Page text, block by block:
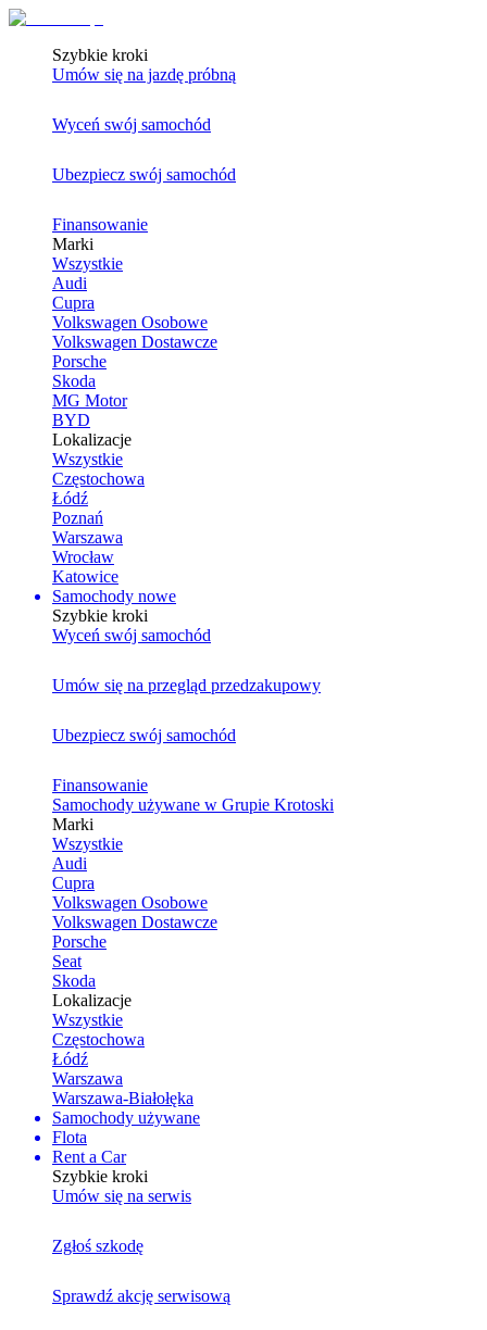
Szybkie kroki
Umów się na jazdę próbną
Wyceń swój samochód
Ubezpiecz swój samochód
Finansowanie
Marki
Wszystkie
Audi
Cupra
Volkswagen Osobowe
Volkswagen Dostawcze
Porsche
Skoda
MG Motor
BYD
Lokalizacje
Wszystkie
Częstochowa
Łódź
Poznań
Warszawa
Wrocław
Katowice
Samochody nowe
Szybkie kroki
Wyceń swój samochód
Umów się na przegląd przedzakupowy
Ubezpiecz swój samochód
Finansowanie
Samochody używane w Grupie Krotoski
Marki
Wszystkie
Audi
Cupra
Volkswagen Osobowe
Volkswagen Dostawcze
Porsche
Seat
Skoda
Lokalizacje
Wszystkie
Częstochowa
Łódź
Warszawa
Warszawa-Białołęka
Samochody używane
Flota
Rent a Car
Szybkie kroki
Umów się na serwis
Zgłoś szkodę
Sprawdź akcję serwisową